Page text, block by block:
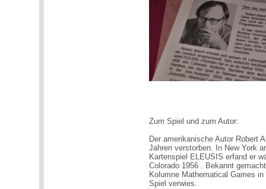
Zum Spiel und zum Autor:
Der amerikanische Autor Robert
Jahren verstorben. In New York
Kartenspiel ELEUSIS erfand er
Colorado 1956 . Bekannt
Kolumne Mathematical Games
Spiel verwies.